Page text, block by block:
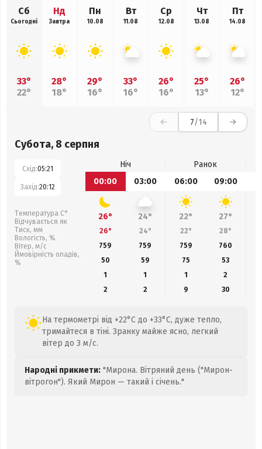
Сб
Сьогодні
33°
22°
Нд
Завтра
28°
18°
Пн
10.08
29°
16°
Вт
11.08
33°
16°
Ср
12.08
26°
16°
Чт
13.08
25°
13°
Пт
14.08
26°
12°
7/14
Субота, 8 серпня
Схід:05:21
Захід:20:12
Температура С°
Відчувається як
Тиск, мм
Вологість, %
Вітер, м/с
Ймовірність опадів,
%
Ніч
Ранок
00:00
03:00 06:00 09:00
26° 24° 22° 27°
26° 24° 22° 28°
759
759 759 760
50
59 75 53
1
1 1
2
2
2 9 30
На термометрі від +22°C до +33°C, дуже тепло,
тримайтеся в тіні. Зранку майже ясно, легкий
вітер до 3 м/с.
Народні прикмети: "Мирона. Вітряний день ("Мирон-
вітрогон"). Який Мирон — такий і січень."